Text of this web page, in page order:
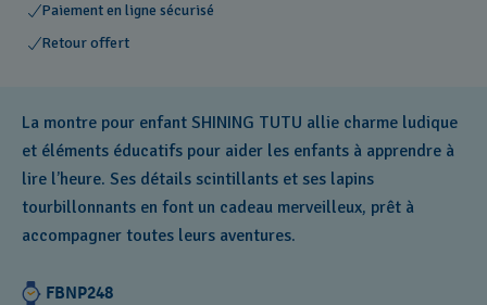
Paiement en ligne sécurisé
Retour offert
La montre pour enfant SHINING TUTU allie charme ludique
et éléments éducatifs pour aider les enfants à apprendre à
lire l’heure. Ses détails scintillants et ses lapins
tourbillonnants en font un cadeau merveilleux, prêt à
accompagner toutes leurs aventures.
FBNP248